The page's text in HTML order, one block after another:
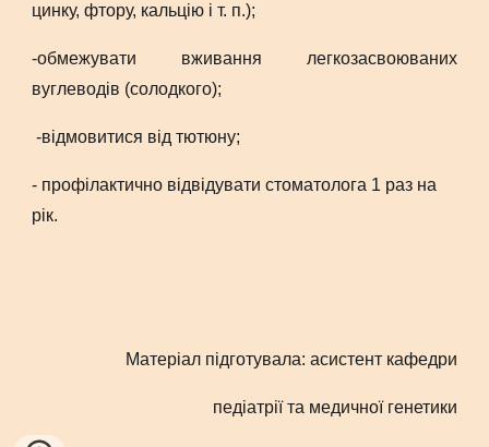
цинку, фтору, кальцію і т. п.);
-обмежувати вживання легкозасвоюваних
вуглеводів (солодкого);
-відмовитися від тютюну;
- профілактично відвідувати стоматолога 1 раз на
рік.
Матеріал підготувала: асистент кафедри
педіатрії та медичної генетики